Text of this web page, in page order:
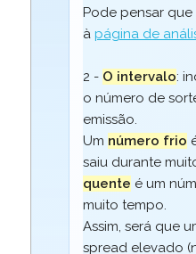
Pode pensar que
à página de
2 - O intervalo:
o número de
emissão.
Um número frio
saiu durante
quente é um
muito tempo.
Assim, será que
spread elevado